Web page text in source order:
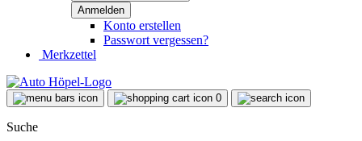
Konto erstellen
Passwort vergessen?
Merkzettel
0
Suche